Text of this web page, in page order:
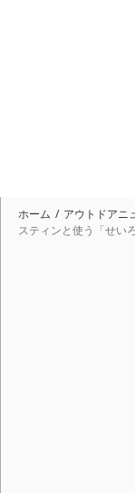
ホーム アウトドアニ
スティンと使う「せい